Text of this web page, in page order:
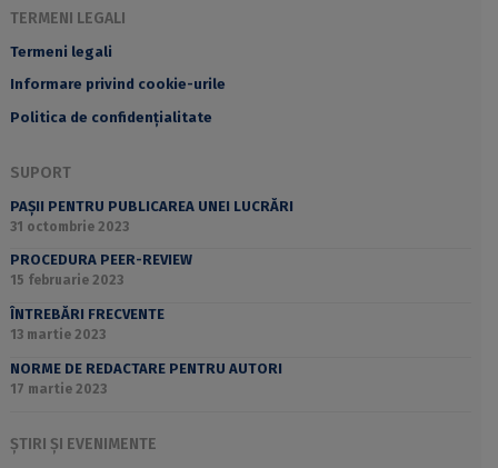
TERMENI LEGALI
Termeni legali
Informare privind cookie-urile
Politica de confidențialitate
SUPORT
PAȘII PENTRU PUBLICAREA UNEI LUCRĂRI
31 octombrie 2023
PROCEDURA PEER-REVIEW
15 februarie 2023
ÎNTREBĂRI FRECVENTE
13 martie 2023
NORME DE REDACTARE PENTRU AUTORI
17 martie 2023
ȘTIRI ȘI EVENIMENTE